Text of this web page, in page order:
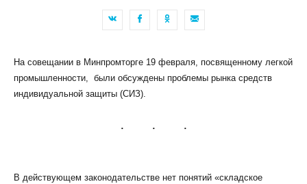
Мы в социальных сетях
На совещании в Минпромторге 19 февраля, посвященному легкой
промышленности, были обсуждены проблемы рынка средств
индивидуальной защиты (СИЗ).
В действующем законодательстве нет понятий «складское